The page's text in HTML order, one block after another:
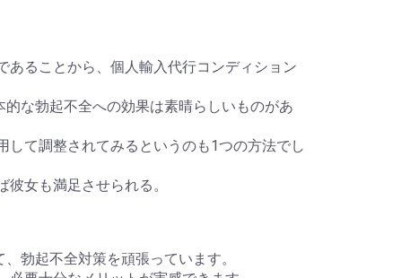
あることから、個人輸入代行コンディション
な勃起不全への効果は素晴らしいものがあ
て調整されてみるというのも1つの方法でし
女も満足させられる。
勃起不全対策を頑張っています。